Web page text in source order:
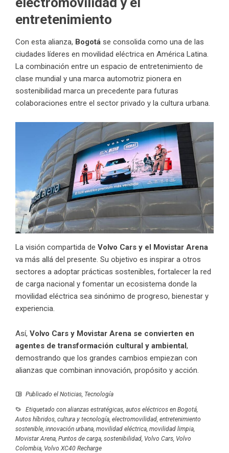
entretenimiento
Con esta alianza, Bogotá se consolida como una de las
ciudades líderes en movilidad eléctrica en América Latina.
La combinación entre un espacio de entretenimiento de
clase mundial y una marca automotriz pionera en
sostenibilidad marca un precedente para futuras
colaboraciones entre el sector privado y la cultura urbana.
La visión compartida de Volvo Cars y el Movistar Arena
va más allá del presente. Su objetivo es inspirar a otros
sectores a adoptar prácticas sostenibles, fortalecer la red
de carga nacional y fomentar un ecosistema donde la
movilidad eléctrica sea sinónimo de progreso, bienestar y
experiencia.
Así, Volvo Cars y Movistar Arena se convierten en
agentes de transformación cultural y ambiental,
demostrando que los grandes cambios empiezan con
alianzas que combinan innovación, propósito y acción.
Publicado el Noticias, Tecnología
Etiquetado con alianzas estratégicas, autos eléctricos en Bogotá,
Autos híbridos, cultura y tecnología, electromovilidad, entretenimiento
sostenible, innovación urbana, movilidad eléctrica, movilidad limpia,
Movistar Arena, Puntos de carga, sostenibilidad, Volvo Cars, Volvo
Colombia, Volvo XC40 Recharge